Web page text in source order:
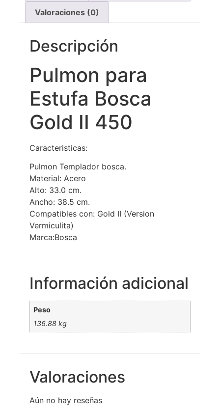
Valoraciones (0)
Descripción
Pulmon para
Estufa Bosca
Gold II 450
Caracteristicas:
Pulmon Templador bosca.
Material: Acero
Alto: 33.0 cm.
Ancho: 38.5 cm.
Compatibles con: Gold II (Version
Vermiculita)
Marca:Bosca
Información adicional
Peso
136.88 kg
Valoraciones
Aún no hay reseñas